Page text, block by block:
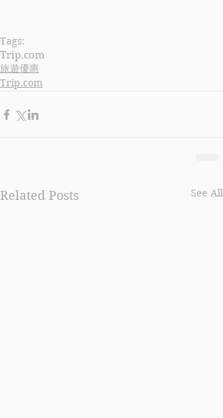
Tags:
Trip.com
旅遊優惠
Trip.com
Related Posts See All